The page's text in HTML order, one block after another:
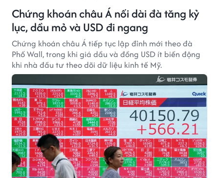
Chứng khoán châu Á nối dài đà tăng kỷ
lục, dầu mỏ và USD đi ngang
Chứng khoán châu Á tiếp tục lập đỉnh mới theo đà
Phố Wall, trong khi giá dầu và đồng USD ít biến động
khi nhà đầu tư theo dõi dữ liệu kinh tế Mỹ.